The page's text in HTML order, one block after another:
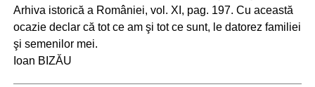
Arhiva istorică a României, vol. XI, pag. 197. Cu această
ocazie declar că tot ce am şi tot ce sunt, le datorez familiei
şi semenilor mei.
Ioan BIZĂU